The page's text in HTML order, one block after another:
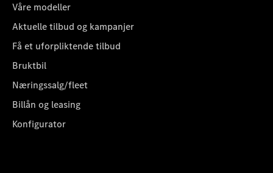
Våre modeller
Aktuelle tilbud og kampanjer
Få et uforpliktende tilbud
Bruktbil
Næringssalg/fleet
Billån og leasing
Konfigurator